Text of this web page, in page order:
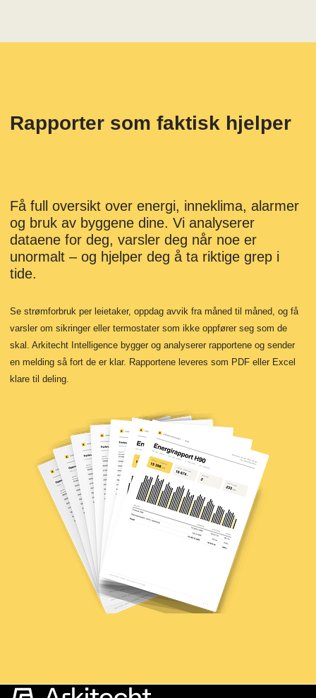
Rapporter som faktisk hjelper
Få full oversikt over energi, inneklima, alarmer
og bruk av byggene dine. Vi analyserer
dataene for deg, varsler deg når noe er
unormalt – og hjelper deg å ta riktige grep i
tide.
Se strømforbruk per leietaker, oppdag avvik fra måned til måned, og få
varsler om sikringer eller termostater som ikke oppfører seg som de
skal. Arkitecht Intelligence bygger og analyserer rapportene og sender
en melding så fort de er klar. Rapportene leveres som PDF eller Excel
klare til deling.